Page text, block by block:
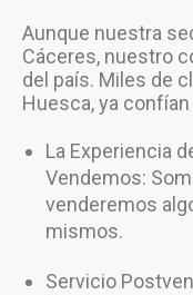
Aunque nuestra
Cáceres, nuestro
del país. Miles de
Huesca, ya
La Experiencia
Vendemos:
venderemos
mismos.
Servicio